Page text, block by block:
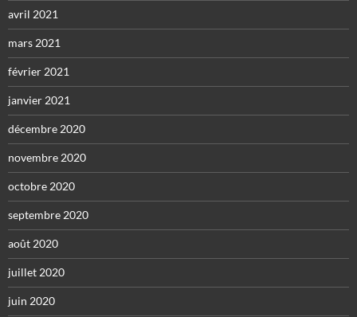
avril 2021
mars 2021
février 2021
janvier 2021
décembre 2020
novembre 2020
octobre 2020
septembre 2020
août 2020
juillet 2020
juin 2020